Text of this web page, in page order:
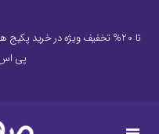
تا 20% تخفیف ویژه در خرید
پی